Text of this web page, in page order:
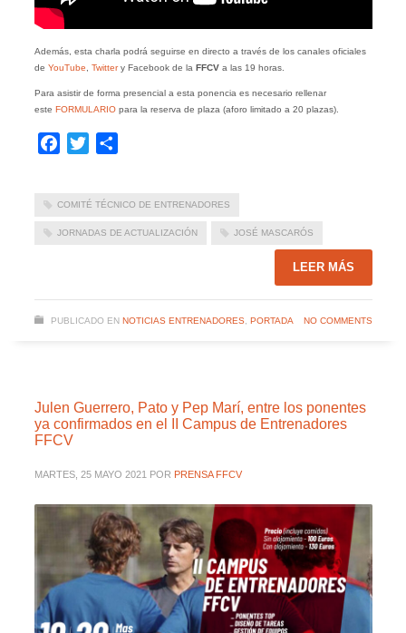
Además, esta charla podrá seguirse en directo a través de los canales oficiales
de YouTube Twittery Facebook de la FFCVa las 19 horas.
Para asistir de forma presencial a esta ponencia es necesario rellenar
este FORMULARIOpara la reserva de plaza (aforo limitado a 20 plazas).
Facebook
Twitter
COMITÉ TÉCNICO DE ENTRENADORES
JORNADAS DE ACTUALIZACIÓN JOSÉ MASCARÓS
LEER MÁS
PUBLICADO EN NOTICIAS ENTRENADORES, PORTADA NO COMMENTS
Julen Guerrero, Pato y Pep Marí, entre los ponentes
ya confirmados en el II Campus de Entrenadores
FFCV
MARTES, 25 MAYO 2021 POR PRENSA FFCV